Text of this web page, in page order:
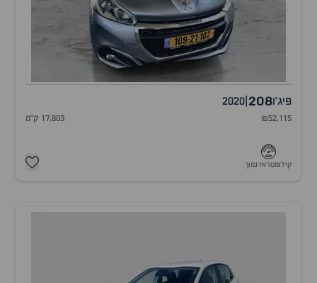
פיג'ו208
2020
₪52,115 17,803 ק"מ
קילומטראז נמוך